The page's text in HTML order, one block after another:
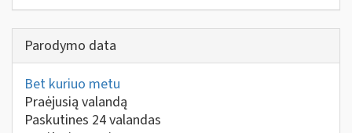
Parodymo data
Bet kuriuo metu
Praėjusią valandą
Paskutines 24 valandas